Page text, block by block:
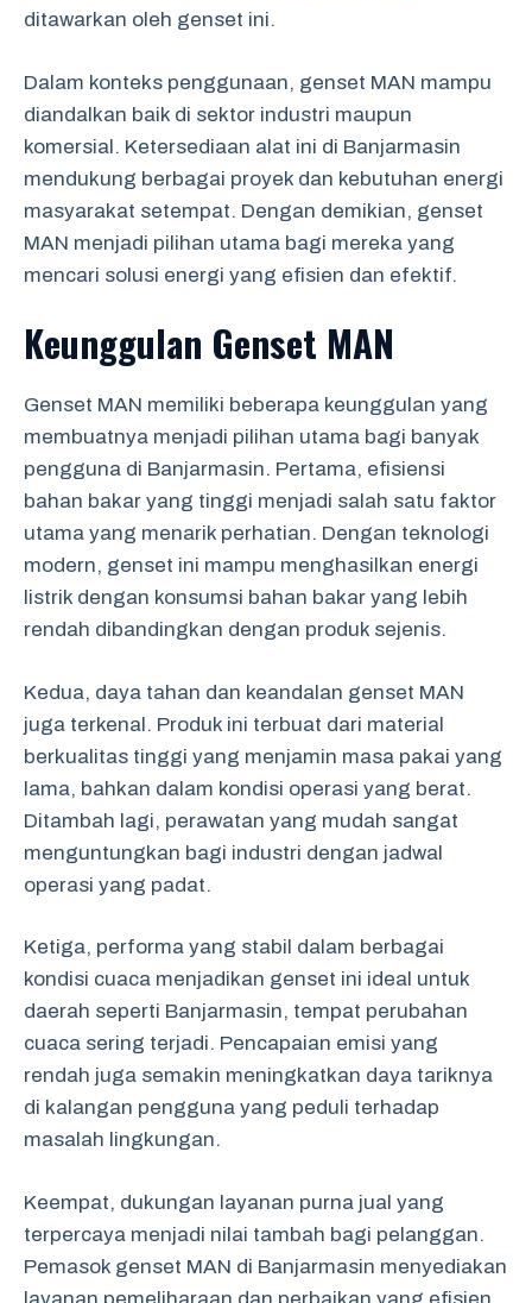
ditawarkan oleh genset ini.
Dalam konteks penggunaan, genset MAN mampu
diandalkan baik di sektor industri maupun
komersial. Ketersediaan alat ini di Banjarmasin
mendukung berbagai proyek dan kebutuhan energi
masyarakat setempat. Dengan demikian, genset
MAN menjadi pilihan utama bagi mereka yang
mencari solusi energi yang efisien dan efektif.
Keunggulan Genset MAN
Genset MAN memiliki beberapa keunggulan yang
membuatnya menjadi pilihan utama bagi banyak
pengguna di Banjarmasin. Pertama, efisiensi
bahan bakar yang tinggi menjadi salah satu faktor
utama yang menarik perhatian. Dengan teknologi
modern, genset ini mampu menghasilkan energi
listrik dengan konsumsi bahan bakar yang lebih
rendah dibandingkan dengan produk sejenis.
Kedua, daya tahan dan keandalan genset MAN
juga terkenal. Produk ini terbuat dari material
berkualitas tinggi yang menjamin masa pakai yang
lama, bahkan dalam kondisi operasi yang berat.
Ditambah lagi, perawatan yang mudah sangat
menguntungkan bagi industri dengan jadwal
operasi yang padat.
Ketiga, performa yang stabil dalam berbagai
kondisi cuaca menjadikan genset ini ideal untuk
daerah seperti Banjarmasin, tempat perubahan
cuaca sering terjadi. Pencapaian emisi yang
rendah juga semakin meningkatkan daya tariknya
di kalangan pengguna yang peduli terhadap
masalah lingkungan.
Keempat, dukungan layanan purna jual yang
terpercaya menjadi nilai tambah bagi pelanggan.
Pemasok genset MAN di Banjarmasin menyediakan
layanan pemeliharaan dan perbaikan yang efisien,